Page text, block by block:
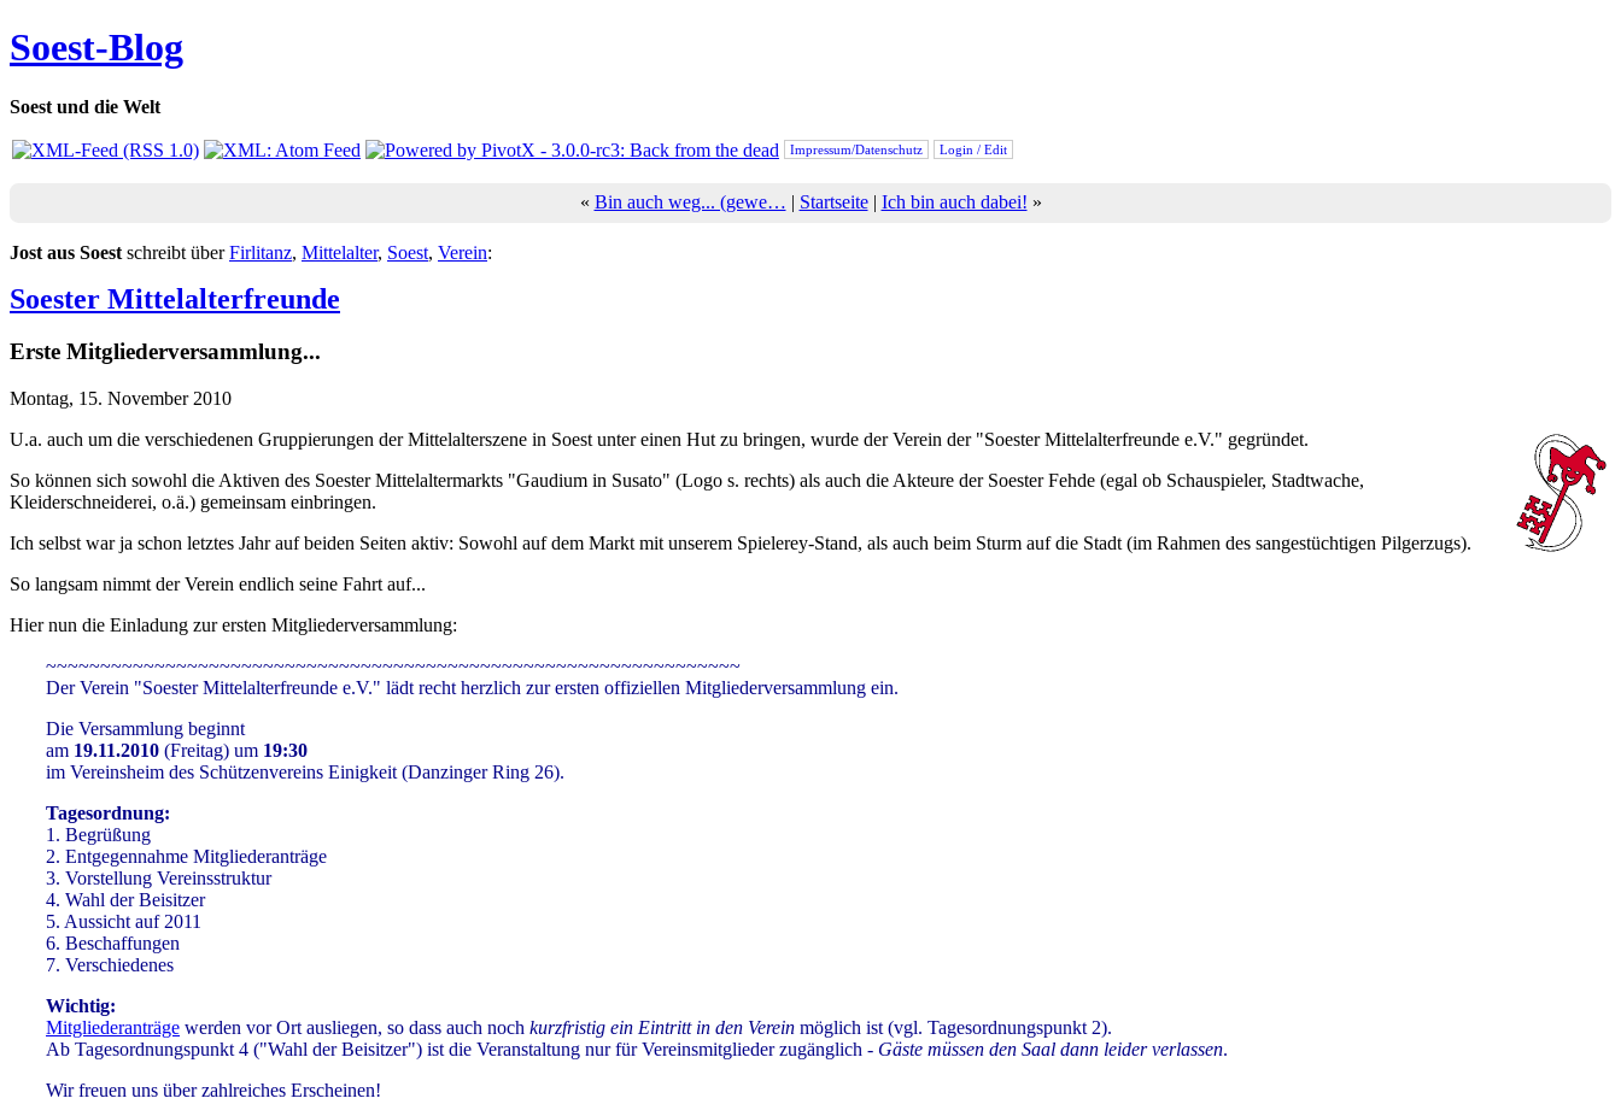
Soest-Blog
Soest und die Welt
Impressum/Datenschutz Login / Edit
« Bin auch weg... (gewe… | Startseite| Ich bin auch dabei! »
Jost aus Soest schreibt überFirlitanz, Mittelalter, Soest, Verein:
Soester Mittelalterfreunde
Erste Mitgliederversammlung...
Montag, 15. November 2010
U.a. auch um die verschiedenen Gruppierungen der Mittelalterszene in Soest unter einen Hut zu bringen, wurde der Verein der "Soester Mittelalterfreunde e.V." gegründet.
So können sich sowohl die Aktiven des Soester Mittelaltermarkts "Gaudium in Susato" (Logo s. rechts) als auch die Akteure der Soester Fehde (egal ob Schauspieler, Stadtwache,
Kleiderschneiderei, o.ä.) gemeinsam einbringen.
Ich selbst war ja schon letztes Jahr auf beiden Seiten aktiv: Sowohl auf dem Markt mit unserem Spielerey-Stand, als auch beim Sturm auf die Stadt (im Rahmen des sangestüchtigen Pilgerzugs).
So langsam nimmt der Verein endlich seine Fahrt auf...
Hier nun die Einladung zur ersten Mitgliederversammlung:
~~~~~~~~~~~~~~~~~~~~~~~~~~~~~~~~~~~~~~~~~~~~~~~~~~~~~~~~~~~~~~~~
Der Verein "Soester Mittelalterfreunde e.V." lädt recht herzlich zur ersten offiziellen Mitgliederversammlung ein.
Die Versammlung beginnt
am 19.11.2010 (Freitag) um 19:30
im Vereinsheim des Schützenvereins Einigkeit (Danzinger Ring 26).
Tagesordnung:
1. Begrüßung
2. Entgegennahme Mitgliederanträge
3. Vorstellung Vereinsstruktur
4. Wahl der Beisitzer
5. Aussicht auf 2011
6. Beschaffungen
7. Verschiedenes
Wichtig:
Mitgliederanträge werden vor Ort ausliegen, so dass auch noch kurzfristig ein Eintritt in den Verein möglich ist (vgl. Tagesordnungspunkt 2).
Ab Tagesordnungspunkt 4 ("Wahl der Beisitzer") ist die Veranstaltung nur für Vereinsmitglieder zugänglich - Gäste müssen den Saal dann leider verlassen.
Wir freuen uns über zahlreiches Erscheinen!